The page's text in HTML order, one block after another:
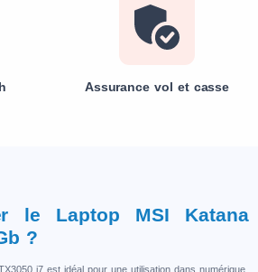
Assurance vol et casse
le Laptop MSI Katana
?
i7 est idéal pour une utilisation dans numérique,